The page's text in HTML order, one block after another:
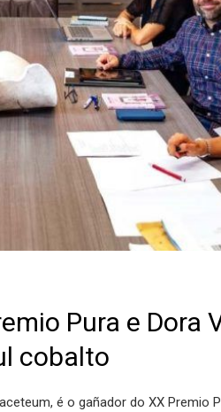
Pura e Dora
cobalto
é o gañador do XX Premio